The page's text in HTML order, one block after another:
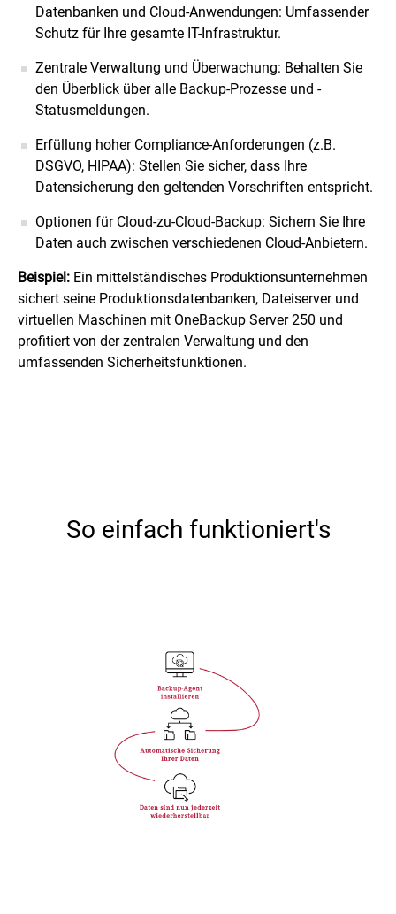
Datenbanken und Cloud-Anwendungen: Umfassender
Schutz für Ihre gesamte IT-Infrastruktur.
Zentrale Verwaltung und Überwachung: Behalten Sie
den Überblick über alle Backup-Prozesse und -
Statusmeldungen.
Erfüllung hoher Compliance-Anforderungen (z.B.
DSGVO, HIPAA): Stellen Sie sicher, dass Ihre
Datensicherung den geltenden Vorschriften entspricht.
Optionen für Cloud-zu-Cloud-Backup: Sichern Sie Ihre
Daten auch zwischen verschiedenen Cloud-Anbietern.
Beispiel: Ein mittelständisches Produktionsunternehmen
sichert seine Produktionsdatenbanken, Dateiserver und
virtuellen Maschinen mit OneBackup Server 250 und
profitiert von der zentralen Verwaltung und den
umfassenden Sicherheitsfunktionen.
So einfach funktioniert's